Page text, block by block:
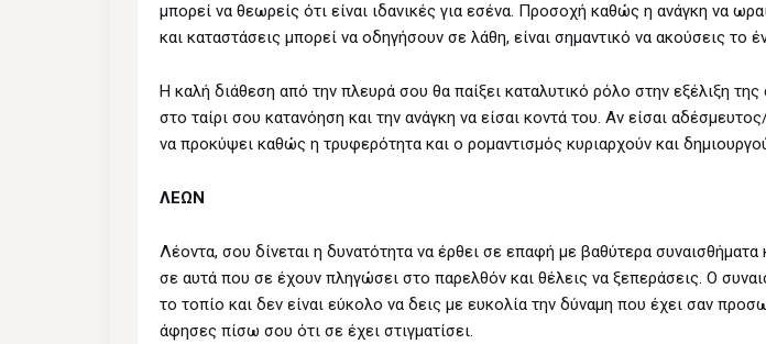
μπορεί να θεωρείς ότι είναι ιδανικές για εσένα. Προσοχή καθώς η ανάγκη να
και καταστάσεις μπορεί να οδηγήσουν σε λάθη, είναι σημαντικό να ακούσεις το
Η καλή διάθεση από την πλευρά σου θα παίξει καταλυτικό ρόλο στην εξέλιξη
στο ταίρι σου κατανόηση και την ανάγκη να είσαι κοντά του. Αν είσαι
να προκύψει καθώς η τρυφερότητα και ο ρομαντισμός κυριαρχούν και
ΛΕΩΝ
Λέοντα, σου δίνεται η δυνατότητα να έρθει σε επαφή με βαθύτερα συναισθήματα
σε αυτά που σε έχουν πληγώσει στο παρελθόν και θέλεις να ξεπεράσεις. Ο
το τοπίο και δεν είναι εύκολο να δεις με ευκολία την δύναμη που έχει σαν
άφησες πίσω σου ότι σε έχει στιγματίσει.